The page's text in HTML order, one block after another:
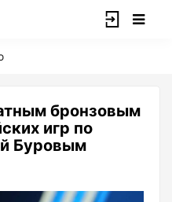
бронзовым
игр по
Буровым